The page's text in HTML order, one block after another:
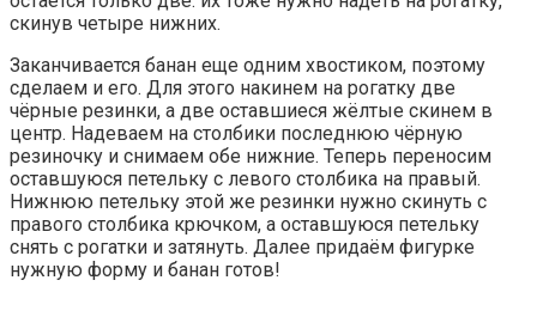
скинув четыре нижних.
Заканчивается банан еще одним хвостиком, поэтому
сделаем и его. Для этого накинем на рогатку две
чёрные резинки, а две оставшиеся жёлтые скинем в
центр. Надеваем на столбики последнюю чёрную
резиночку и снимаем обе нижние. Теперь переносим
оставшуюся петельку с левого столбика на правый.
Нижнюю петельку этой же резинки нужно скинуть с
правого столбика крючком, а оставшуюся петельку
снять с рогатки и затянуть. Далее придаём фигурке
нужную форму и банан готов!